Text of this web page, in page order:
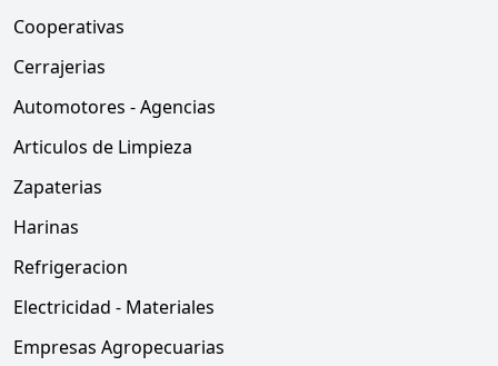
Cooperativas
Cerrajerias
Automotores - Agencias
Articulos de Limpieza
Zapaterias
Harinas
Refrigeracion
Electricidad - Materiales
Empresas Agropecuarias